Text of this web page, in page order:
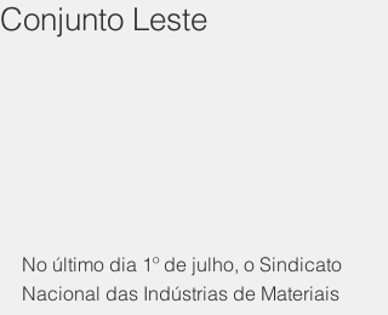
Conjunto Leste
No último dia 1º de julho, o Sindicato
Nacional das Indústrias de Materiais